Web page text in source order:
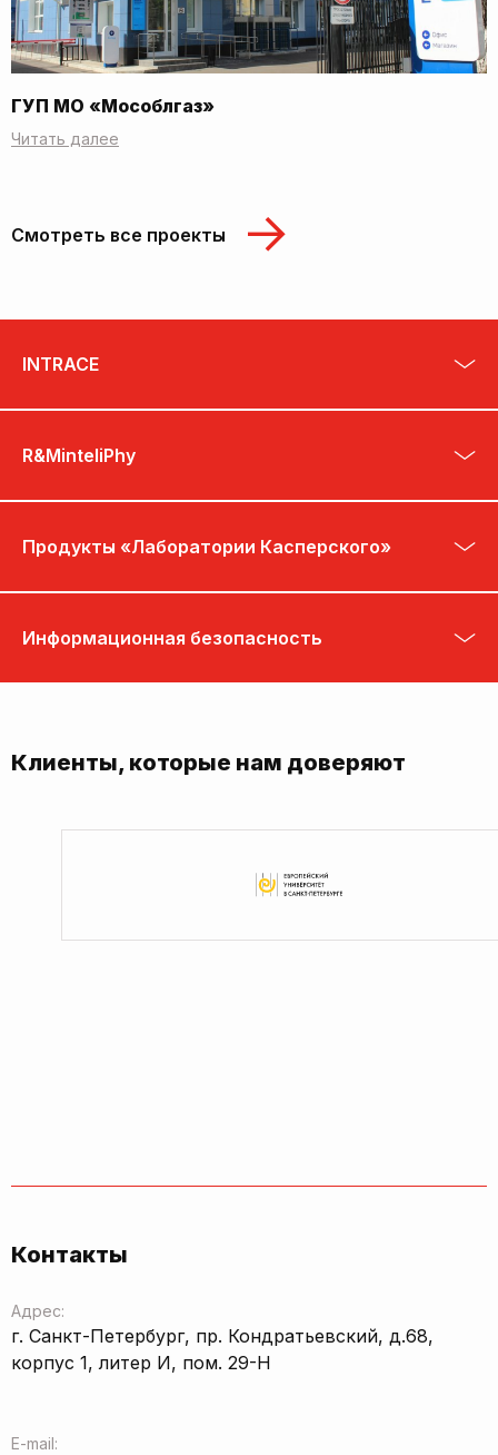
ГУП МО «Мособлгаз»
Читать далее
Смотреть все проекты
INTRACE
R&MinteliPhy
Продукты «Лаборатории Касперского»
Информационная безопасность
Клиенты, которые нам доверяют
Контакты
Адрес:
г. Санкт-Петербург, пр. Кондратьевский, д.68,
корпус 1, литер И, пом. 29-Н
E-mail: